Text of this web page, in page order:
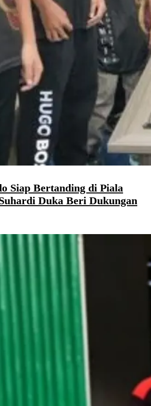
Siap Bertanding di Piala
Duka Beri Dukungan